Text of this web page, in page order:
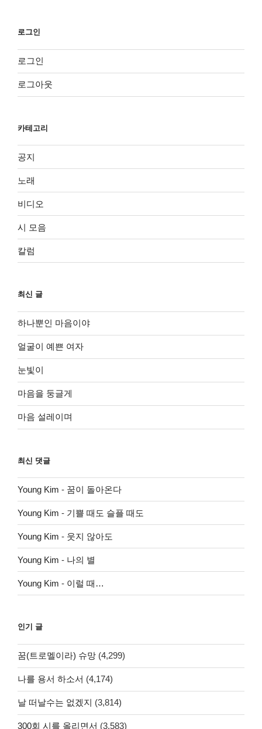
로그인
로그인
로그아웃
카테고리
공지
노래
비디오
시 모음
칼럼
최신 글
하나뿐인 마음이야
얼굴이 예쁜 여자
눈빛이
마음을 둥글게
마음 설레이며
최신 댓글
Young Kim - 꿈이 돌아온다
Young Kim - 기쁠 때도 슬플 때도
Young Kim - 웃지 않아도
Young Kim - 나의 별
Young Kim - 이럴 때…
인기 글
꿈(트로멜이라) 슈망 (4,299)
나를 용서 하소서 (4,174)
날 떠날수는 없겠지 (3,814)
300회 시를 올리면서 (3,583)